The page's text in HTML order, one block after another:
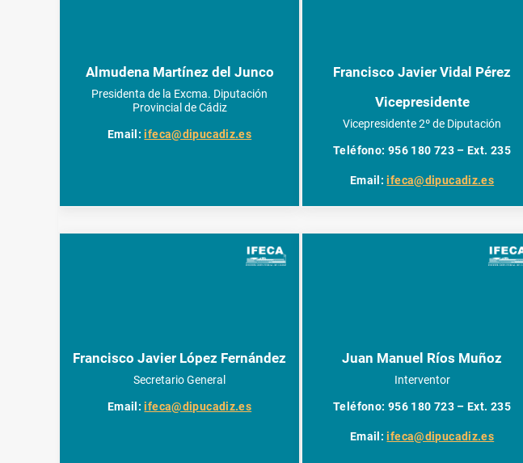
Almudena Martínez del Junco
Presidenta de la Excma. Diputación
Provincial de Cádiz
Email:ifeca@dipucadiz.es
Francisco Javier Vidal Pérez
Vicepresidente
Vicepresidente 2º de Diputación
Teléfono: 956 180 723 – Ext. 235
Email:ifeca@dipucadiz.es
Francisco Javier López Fernández
Secretario General
Email:ifeca@dipucadiz.es
Juan Manuel Ríos Muñoz
Interventor
Teléfono: 956 180 723 – Ext. 235
Email:ifeca@dipucadiz.es